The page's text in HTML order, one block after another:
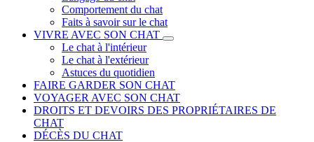
Comportement du chat
Faits à savoir sur le chat
VIVRE AVEC SON CHAT
Le chat à l'intérieur
Le chat à l'extérieur
Astuces du quotidien
FAIRE GARDER SON CHAT
VOYAGER AVEC SON CHAT
DROITS ET DEVOIRS DES PROPRIÉTAIRES DE
CHAT
DÉCÈS DU CHAT